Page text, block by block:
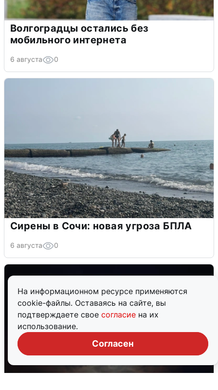
На информационном ресурсе применяются
cookie-файлы. Оставаясь на сайте, вы
подтверждаете свое согласие на их
использование.
Согласен
Волгоградцы остались без
мобильного интернета
6 августа 0
Сирены в Сочи: новая угроза БПЛА
6 августа 0